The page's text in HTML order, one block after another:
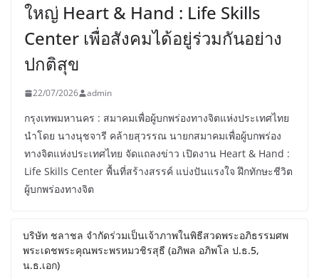
ใหญ่ Heart & Hand : Life Skills
Center เพื่อสังคมได้อยู่ร่วมกันอย่าง
ปกติสุข
22/07/2026 admin
กรุงเทพมหานคร : สมาคมเพื่อผู้บกพร่องทางจิตแห่งประเทศไทย
นำโดย นางนุชจารี คล้ายสุวรรณ นายกสมาคมเพื่อผู้บกพร่อง
ทางจิตแห่งประเทศไทย จัดแถลงข่าว เปิดงาน Heart & Hand :
Life Skills Center พื้นที่สร้างสรรค์ แบ่งปันแรงใจ ฝึกทักษะชีวิต
ผู้บกพร่องทางจิต
บริษัท ชลาชล จำกัดร่วมเป็นเจ้าภาพในพิธีสวดพระอภิธรรมศพ
พระเดชพระคุณพระพรหมวชิรสุธี (อภิพล อภิพโล ป.ธ.5,
น.ธ.เอก)